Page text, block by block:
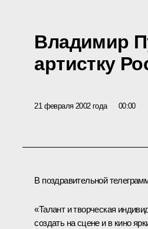
Владимир
артистку
21 февраля 2002 года 00:00
В поздравительной
«Талант и творческая
создать на сцене и в кино